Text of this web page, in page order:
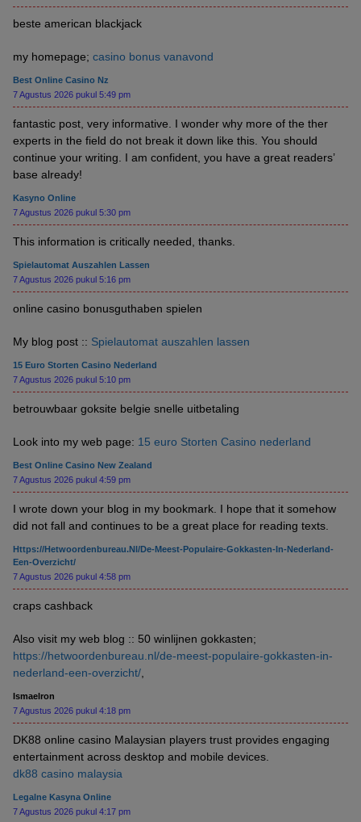
beste american blackjack
my homepage; casino bonus vanavond
Best Online Casino Nz
7 Agustus 2026 pukul 5:49 pm
fantastic post, very informative. I wonder why more of the ther
experts in the field do not break it down like this. You should
continue your writing. I am confident, you have a great readers’
base already!
Kasyno Online
7 Agustus 2026 pukul 5:30 pm
This information is critically needed, thanks.
Spielautomat Auszahlen Lassen
7 Agustus 2026 pukul 5:16 pm
online casino bonusguthaben spielen
My blog post :: Spielautomat auszahlen lassen
15 Euro Storten Casino Nederland
7 Agustus 2026 pukul 5:10 pm
betrouwbaar goksite belgie snelle uitbetaling
Look into my web page: 15 euro Storten Casino nederland
Best Online Casino New Zealand
7 Agustus 2026 pukul 4:59 pm
I wrote down your blog in my bookmark. I hope that it somehow
did not fall and continues to be a great place for reading texts.
Https://hetwoordenbureau.nl/de-Meest-Populaire-Gokkasten-In-Nederland-
Een-Overzicht/
7 Agustus 2026 pukul 4:58 pm
craps cashback
Also visit my web blog :: 50 winlijnen gokkasten;
https://hetwoordenbureau.nl/de-meest-populaire-gokkasten-in-
nederland-een-overzicht/
Ismaelron
7 Agustus 2026 pukul 4:18 pm
DK88 online casino Malaysian players trust provides engaging
entertainment across desktop and mobile devices.
dk88 casino malaysia
Legalne Kasyna Online
7 Agustus 2026 pukul 4:17 pm